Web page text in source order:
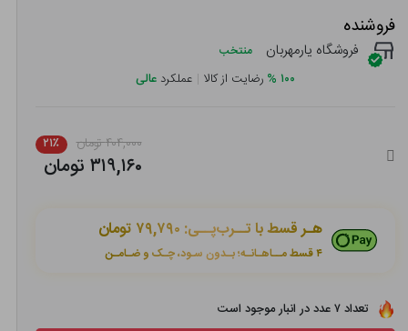
فروشنده
فروشگاه یارمهربان منتخب
۱۰۰ % رضایت از کالا | عملکرد عالی
۴۰۴,۰۰۰ تومان ۲۱٪
۳۱۹,۱۶۰ تومان
هـر قسط با تــرب‌پــی: ۷۹,۷۹۰ تومان
۴ قسط مــاهـانـه؛ بـدون سـود، چـک و ضـامـن
تعداد ۷ عدد در انبار موجود است